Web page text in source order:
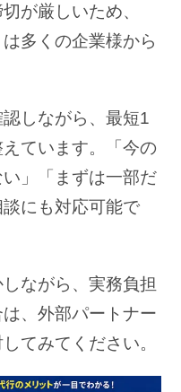
が厳しいため、
多くの企業様から
しながら、最短1
ています。「今の
」「まずは一部だ
にも対応可能で
ながら、実務負担
、外部パートナー
てみてください。